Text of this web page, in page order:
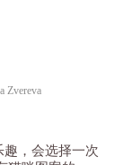
Zvereva
，会选择一次